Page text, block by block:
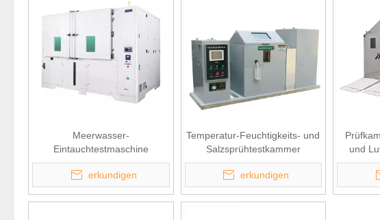
Meerwasser-
Eintauchtestmaschine
erkundigen
Temperatur-Feuchtigkeits- und
Salzsprühtestkammer
erkundigen
und